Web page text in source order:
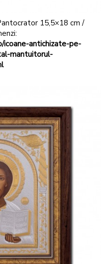
15,5×18 cm /
icoane-antichizate-pe-
mantuitorul-